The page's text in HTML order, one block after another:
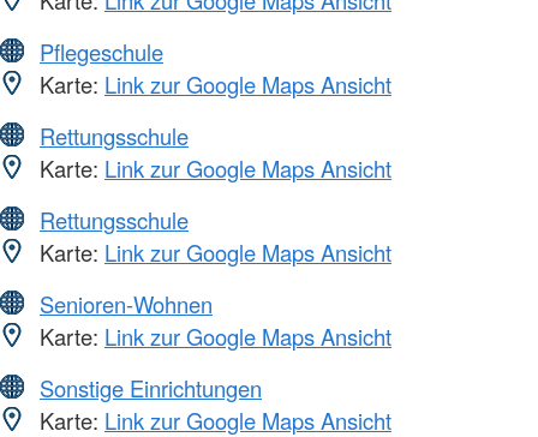
Pflegeschule
Karte: Link zur Google Maps Ansicht
Rettungsschule
Karte: Link zur Google Maps Ansicht
Rettungsschule
Karte: Link zur Google Maps Ansicht
Senioren-Wohnen
Karte: Link zur Google Maps Ansicht
Sonstige Einrichtungen
Karte: Link zur Google Maps Ansicht